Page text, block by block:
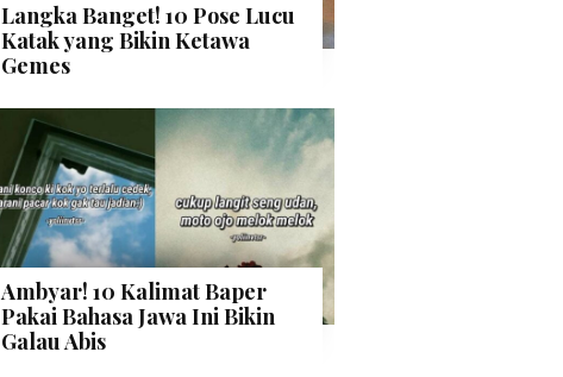
Langka Banget! 10 Pose Lucu
Katak yang Bikin Ketawa
Gemes
Ambyar! 10 Kalimat Baper
Pakai Bahasa Jawa Ini Bikin
Galau Abis